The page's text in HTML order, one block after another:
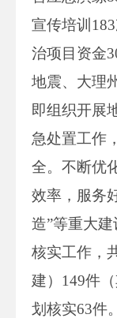
宣传培训
治项目资金
地震、大理
即组织开展
急处置工作
全。不断优
效率，服务
造”等重大
核实工作，
建）149件
划核实63件